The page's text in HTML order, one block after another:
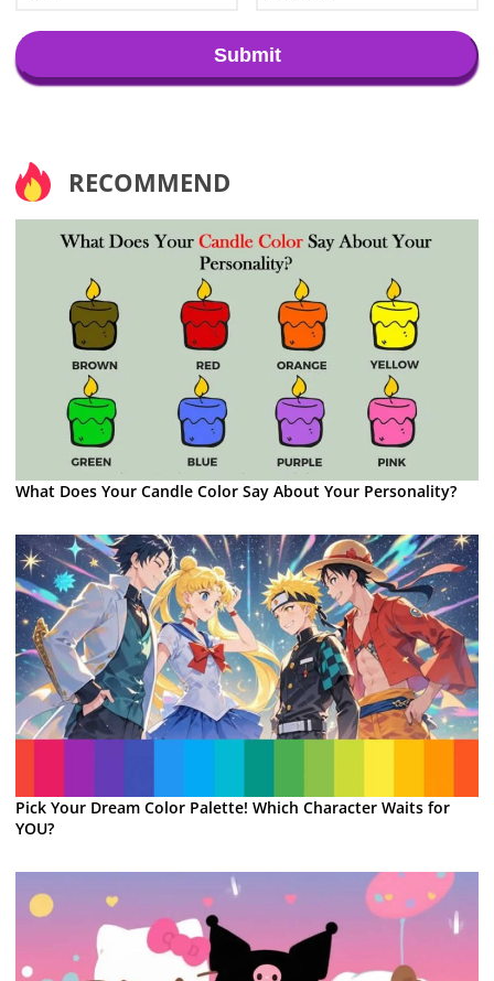
Submit
RECOMMEND
What Does Your Candle Color Say About Your Personality?
Pick Your Dream Color Palette! Which Character Waits for
YOU?